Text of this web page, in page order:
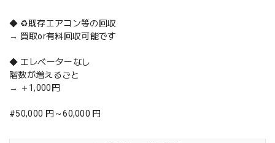
◆ ♻️既存エアコン等の回収
→ 買取or有料回収可能です
◆ エレベーターなし
階数が増えるごと
→ ＋1,000円
#50,000 円～60,000 円